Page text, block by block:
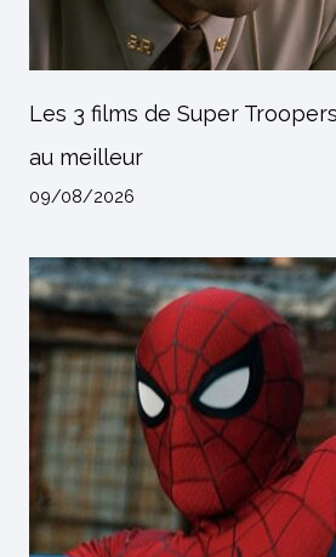
Les 3 films de Super
au meilleur
09/08/2026